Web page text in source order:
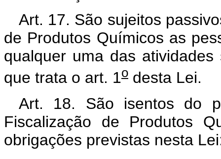
Art. 17. São sujeitos
de Produtos Químicos as
qualquer uma das
que trata o art. 1o desta Lei.
Art. 18. São isentos do
Fiscalização de Produtos
obrigações previstas nesta